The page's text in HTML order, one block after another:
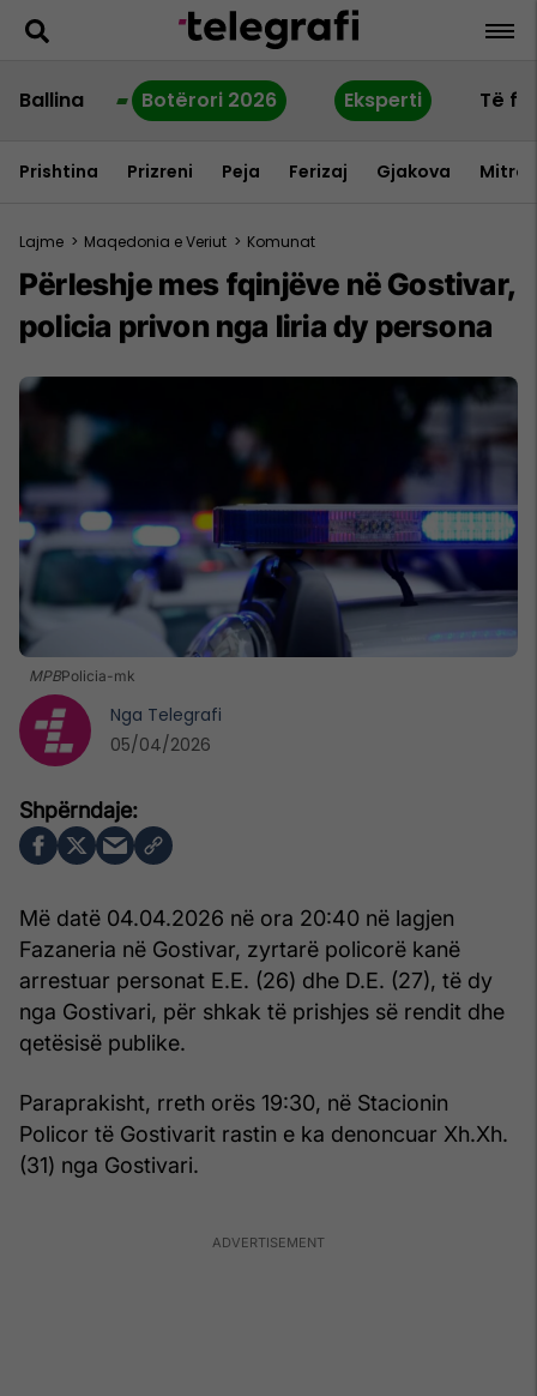
Ballina Botërori 2026 Eksperti Të
Prishtina Prizreni Peja Ferizaj Gjakova
Lajme > Maqedonia e Veriut > Komunat
Përleshje mes fqinjëve në Gostivar,
policia privon nga liria dy persona
MPBPolicia-mk
Më datë 04.04.2026 në ora 20:40 në lagjen
Fazaneria në Gostivar, zyrtarë policorë kanë
arrestuar personat E.E. (26) dhe D.E. (27), të dy
nga Gostivari, për shkak të prishjes së rendit dhe
qetësisë publike.
Paraprakisht, rreth orës 19:30, në Stacionin
Policor të Gostivarit rastin e ka denoncuar Xh.Xh.
(31) nga Gostivari.
Nga Telegrafi
05/04/2026